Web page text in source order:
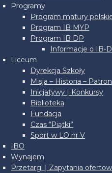
Programy
Program matury
Program IB MYP
Program IB DP
Informacje o IB-
Liceum
Dyrekcja Szkoły
Misja – Historia – Patron
Inicjatywy | Konkursy
Biblioteka
Fundacja
Czas “Piątki”
Sport w LO nr V
IBO
Wynajem
Przetargi | Zapytania